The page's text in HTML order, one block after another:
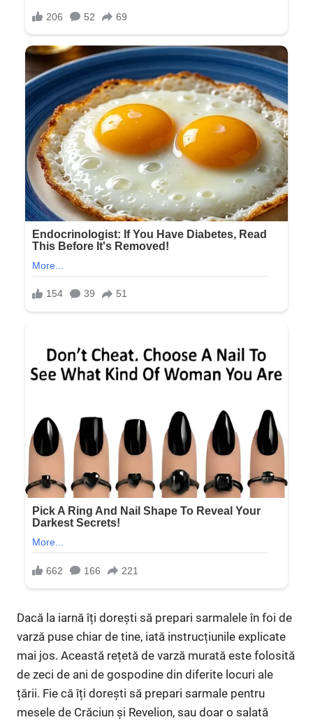
Dacă la iarnă îți dorești să prepari sarmalele în foi de
varză puse chiar de tine, iată instrucțiunile explicate
mai jos. Această rețetă de varză murată este folosită
de zeci de ani de gospodine din diferite locuri ale
țării. Fie că îți dorești să prepari sarmale pentru
mesele de Crăciun și Revelion, sau doar o salată